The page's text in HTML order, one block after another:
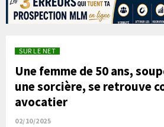
SUR LE NET
Une femme de 50 ans,
une sorcière, se retrouve
avocatier
02/10/2025